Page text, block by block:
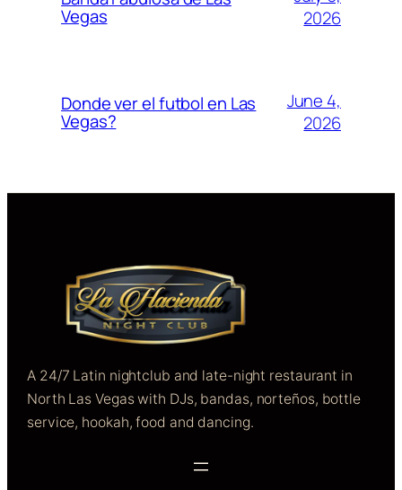
Vegas
2026
Donde ver el futbol en Las
Vegas?
June 4,
2026
A 24/7 Latin nightclub and late-night restaurant in
North Las Vegas with DJs, bandas, norteños, bottle
service, hookah, food and dancing.